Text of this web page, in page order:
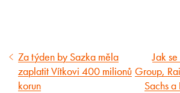
Předcházející
článek
Za týden by Sazka měla
zaplatit Vítkovi 400 milionů
korun
článek
Jak
Group,
Sachs